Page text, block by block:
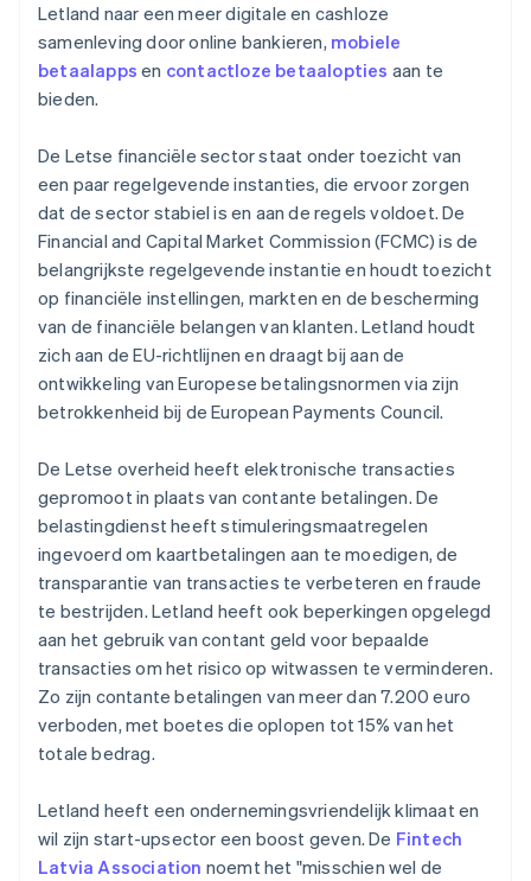
Letland naar een meer digitale en cashloze
samenleving door online bankieren, mobiele
betaalapps en contactloze betaalopties aan te
bieden.
De Letse financiële sector staat onder toezicht van
een paar regelgevende instanties, die ervoor zorgen
dat de sector stabiel is en aan de regels voldoet. De
Financial and Capital Market Commission (FCMC) is de
belangrijkste regelgevende instantie en houdt toezicht
op financiële instellingen, markten en de bescherming
van de financiële belangen van klanten. Letland houdt
zich aan de EU-richtlijnen en draagt bij aan de
ontwikkeling van Europese betalingsnormen via zijn
betrokkenheid bij de European Payments Council.
De Letse overheid heeft elektronische transacties
gepromoot in plaats van contante betalingen. De
belastingdienst heeft stimuleringsmaatregelen
ingevoerd om kaartbetalingen aan te moedigen, de
transparantie van transacties te verbeteren en fraude
te bestrijden. Letland heeft ook beperkingen opgelegd
aan het gebruik van contant geld voor bepaalde
transacties om het risico op witwassen te verminderen.
Zo zijn contante betalingen van meer dan 7.200 euro
verboden, met boetes die oplopen tot 15% van het
totale bedrag.
Letland heeft een ondernemingsvriendelijk klimaat en
wil zijn start-upsector een boost geven. De Fintech
Latvia Association noemt het "misschien wel de